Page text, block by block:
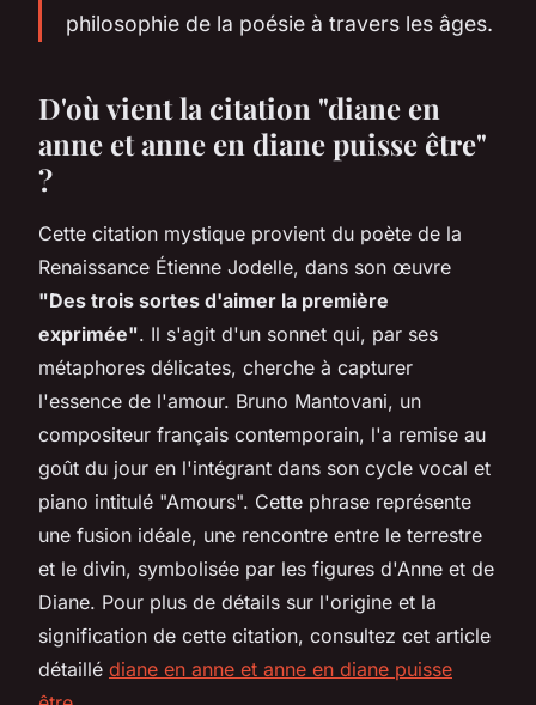
philosophie de la poésie à travers les âges.
D'où vient la citation "diane en
anne et anne en diane puisse être"
?
Cette citation mystique provient du poète de la
Renaissance Étienne Jodelle, dans son œuvre
"Des trois sortes d'aimer la première
exprimée". Il s'agit d'un sonnet qui, par ses
métaphores délicates, cherche à capturer
l'essence de l'amour. Bruno Mantovani, un
compositeur français contemporain, l'a remise au
goût du jour en l'intégrant dans son cycle vocal et
piano intitulé "Amours". Cette phrase représente
une fusion idéale, une rencontre entre le terrestre
et le divin, symbolisée par les figures d'Anne et de
Diane. Pour plus de détails sur l'origine et la
signification de cette citation, consultez cet article
détaillé diane en anne et anne en diane puisse